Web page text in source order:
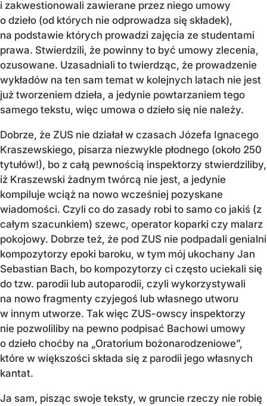
i zakwestionowali zawierane przez niego umowy
o dzieło (od których nie odprowadza się składek),
na podstawie których prowadzi zajęcia ze studentami
prawa. Stwierdzili, że powinny to być umowy zlecenia,
ozusowane. Uzasadniali to twierdząc, że prowadzenie
wykładów na ten sam temat w kolejnych latach nie jest
już tworzeniem dzieła, a jedynie powtarzaniem tego
samego tekstu, więc umowa o dzieło się nie należy.
Dobrze, że ZUS nie działał w czasach Józefa Ignacego
Kraszewskiego, pisarza niezwykle płodnego (około 250
tytułów!), bo z całą pewnością inspektorzy stwierdziliby,
iż Kraszewski żadnym twórcą nie jest, a jedynie
kompiluje wciąż na nowo wcześniej pozyskane
wiadomości. Czyli co do zasady robi to samo co jakiś (z
całym szacunkiem) szewc, operator koparki czy malarz
pokojowy. Dobrze też, że pod ZUS nie podpadali genialni
kompozytorzy epoki baroku, w tym mój ukochany Jan
Sebastian Bach, bo kompozytorzy ci często uciekali się
do tzw. parodii lub autoparodii, czyli wykorzystywali
na nowo fragmenty czyjegoś lub własnego utworu
w innym utworze. Tak więc ZUS-owscy inspektorzy
nie pozwoliliby na pewno podpisać Bachowi umowy
o dzieło choćby na „Oratorium bożonarodzeniowe”,
które w większości składa się z parodii jego własnych
kantat.
Ja sam, pisząc swoje teksty, w gruncie rzeczy nie robię